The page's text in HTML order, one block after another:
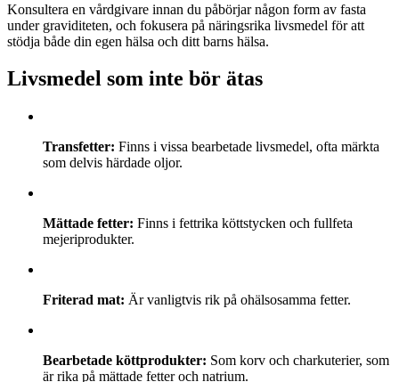
Konsultera en vårdgivare innan du påbörjar någon form av fasta
under graviditeten, och fokusera på näringsrika livsmedel för att
stödja både din egen hälsa och ditt barns hälsa.
Livsmedel som inte bör ätas
Transfetter: Finns i vissa bearbetade livsmedel, ofta märkta
som delvis härdade oljor.
Mättade fetter: Finns i fettrika köttstycken och fullfeta
mejeriprodukter.
Friterad mat: Är vanligtvis rik på ohälsosamma fetter.
Bearbetade köttprodukter: Som korv och charkuterier, som
är rika på mättade fetter och natrium.